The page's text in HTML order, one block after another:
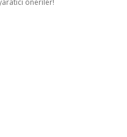
öneriler!